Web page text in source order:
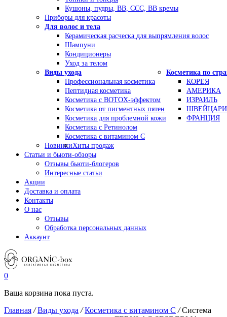
Кушоны, пудры, ВВ, ССС, ВВ кремы
Приборы для красоты
Для волос и тела
Керамическая расческа для выпрямления волос
Шампуни
Кондиционеры
Уход за телом
Виды ухода
Профессиональная косметика
Пептидная косметика
Косметика с BOTOX-эффектом
Косметика от пигментных пятен
Косметика для проблемной кожи
Косметика с Ретинолом
Косметика с витамином С
Косметика по
КОРЕЯ
АМЕРИКА
ИЗРАИЛЬ
ФРАНЦИЯ
НовинкиХиты продаж
Статьи и бьюти-обзоры
Отзывы бьюти-блогеров
Интересные статьи
Акции
Доставка и оплата
Контакты
О нас
Отзывы
Обработка персональных данных
Аккаунт
0
Ваша корзина пока пуста.
Главная /Виды ухода /Косметика с витамином С /Система